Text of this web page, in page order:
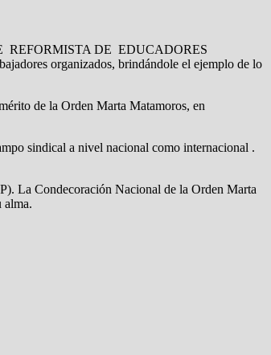
REFORMISTA DE EDUCADORES
organizados, brindándole el ejemplo de lo
de la Orden Marta Matamoros, en
sindical a nivel nacional como internacional .
La Condecoración Nacional de la Orden Marta
alma.